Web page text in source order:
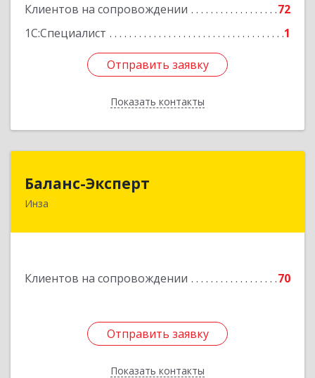
Клиентов на сопровождении
72
1С:Специалист
1
Отправить заявку
Показать контакты
Подробнее
Отправить заявку
Назад
Баланс-Эксперт
Инза
Клиентов на сопровождении 70
Отправить заявку
Показать контакты
433030, Ульяновская обл, Инзенский р-н, Инза
Отправить заявку
Назад